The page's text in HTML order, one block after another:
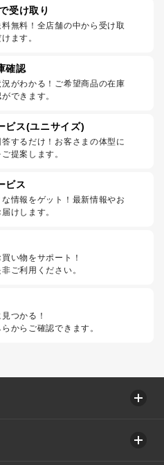
受け取り
無料！全店舗の中から受け取
ます。
確認
がわかる！ご希望商品の在庫
できます。
ビス(ユニサイズ)
するだけ！お客さまの体型に
提案します。
ビス
情報をゲット！最新情報やお
けします。
い物をサポート！
ご利用ください。
つかる！
からご確認できます。